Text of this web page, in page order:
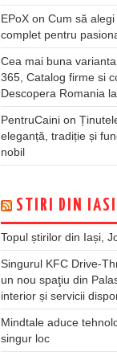
EPoX on Cum să
complet pentru
Cea mai buna
365, Catalog firme si
Descopera Romania
PentruCaini on
eleganță, tradiție și
nobil
STIRI DIN IASI
Topul știrilor din Iași,
Singurul KFC Drive-
un nou spaţiu din
interior și servicii
Mindtale aduce
singur loc